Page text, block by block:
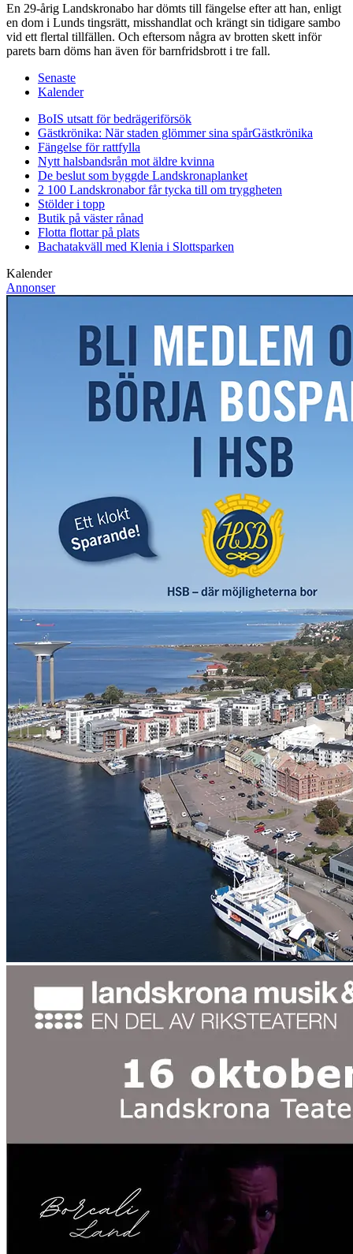
En 29-årig Landskronabo har dömts till fängelse efter att han, enligt
en dom i Lunds tingsrätt, misshandlat och krängt sin tidigare sambo
vid ett flertal tillfällen. Och eftersom några av brotten skett inför
parets barn döms han även för barnfridsbrott i tre fall.
Senaste
Kalender
BoIS utsatt för bedrägeriförsök
Gästkrönika: När staden glömmer sina spårGästkrönika
Fängelse för rattfylla
Nytt halsbandsrån mot äldre kvinna
De beslut som byggde Landskronaplanket
2 100 Landskronabor får tycka till om tryggheten
Stölder i topp
Butik på väster rånad
Flotta flottar på plats
Bachatakväll med Klenia i Slottsparken
Kalender
Annonser